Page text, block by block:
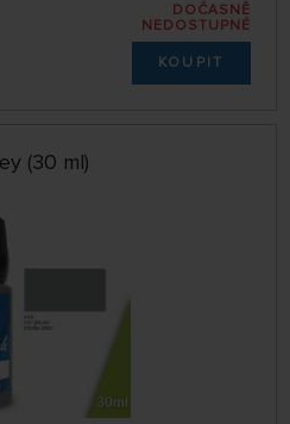
DOČASNĚ
NEDOSTUPNÉ
KOUPIT
(30 ml)